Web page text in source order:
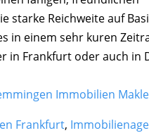
starke Reichweite auf
in einem sehr kuren
in Frankfurt oder auch in
Immobilien
Frankfurt,